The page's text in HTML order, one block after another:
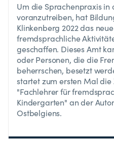
Um die Sprachenpraxis in
voranzutreiben, hat
Klinkenberg 2022 das
fremdsprachliche
geschaffen. Dieses Amt
oder Personen, die die
beherrschen, besetzt
startet zum ersten Mal
"Fachlehrer für
Kindergarten" an der
Ostbelgiens.